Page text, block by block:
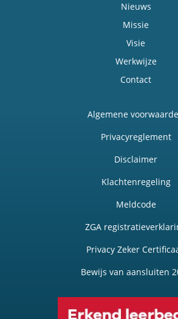
Nieuws
Missie
Visie
Werkwijze
Contact
Algemene
Privacyreglement
Disclaimer
Klachtenregeling
Meldcode
ZGA
Privacy Zeker
Bewijs van aansluiten